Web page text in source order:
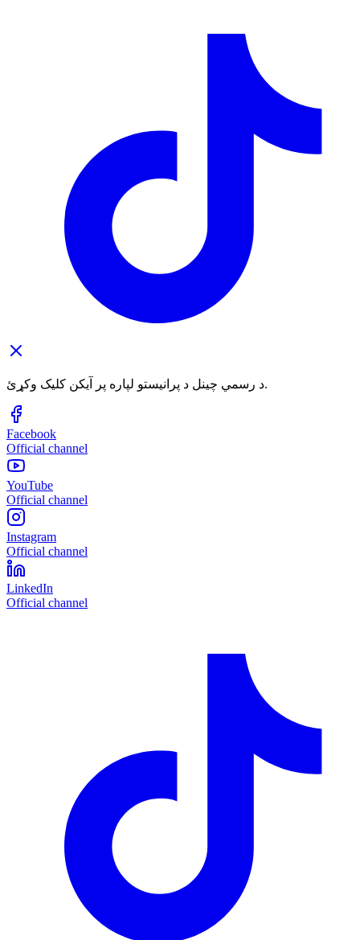
د رسمي چینل د پرانیستو لپاره پر آیکن کلیک وکړئ.
Facebook
Official channel
YouTube
Official channel
Instagram
Official channel
LinkedIn
Official channel